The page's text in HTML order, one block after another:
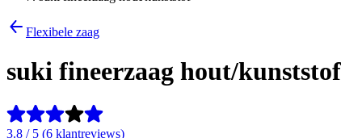
Flexibele zaag
suki fineerzaag hout/kunststof
3.8 / 5 (6 klantreviews)